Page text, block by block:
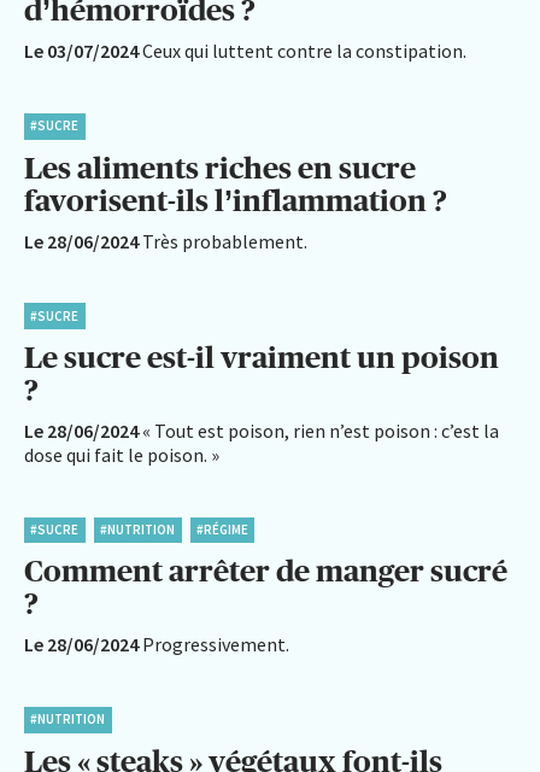
d’hémorroïdes ?
Le 03/07/2024Ceux qui luttent contre la constipation.
#SUCRE
Les aliments riches en sucre
favorisent-ils l’inflammation ?
Le 28/06/2024 Très probablement.
#SUCRE
Le sucre est-il vraiment un poison
?
Le 28/06/2024 « Tout est poison, rien n’est poison : c’est la
dose qui fait le poison. »
#SUCRE #NUTRITION #RÉGIME
Comment arrêter de manger sucré
?
Le 28/06/2024 Progressivement.
#NUTRITION
Les « steaks » végétaux font-ils